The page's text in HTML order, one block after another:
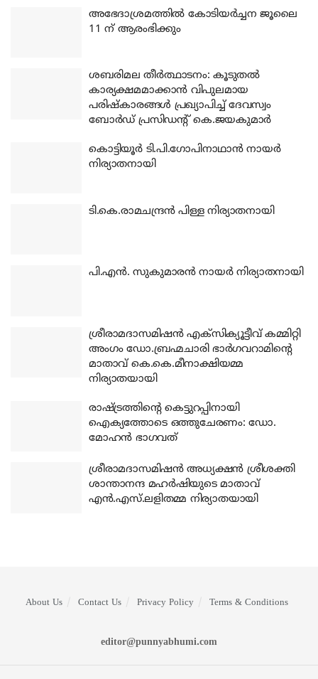
അഭേദാശ്രമത്തില്‍ കോടിയര്‍ച്ചന ജൂലൈ
11 ന് ആരംഭിക്കും
ശബരിമല തീര്‍ത്ഥാടനം: കൂടുതല്‍
കാര്യക്ഷമമാക്കാന്‍ വിപുലമായ
പരിഷ്‌കാരങ്ങള്‍ പ്രഖ്യാപിച്ച് ദേവസ്വം
ബോര്‍ഡ് പ്രസിഡന്റ് കെ.ജയകുമാര്‍
കൊട്ടിയൂര്‍ ടി.പി.ഗോപിനാഥാന്‍ നായര്‍
നിര്യാതനായി
ടി.കെ.രാമചന്ദ്രന്‍ പിള്ള നിര്യാതനായി
പി.എന്‍. സുകുമാരന്‍ നായര്‍ നിര്യാതനായി
ശ്രീരാമദാസമിഷന്‍ എക്‌സിക്യൂട്ടീവ് കമ്മിറ്റി
അംഗം ഡോ.ബ്രഹ്മചാരി ഭാര്‍ഗവറാമിന്റെ
മാതാവ് കെ.കെ.മീനാക്ഷിയമ്മ
നിര്യാതയായി
രാഷ്ട്രത്തിന്റെ കെട്ടുറപ്പിനായി
ഐക്യത്തോടെ ഒത്തുചേരണം: ഡോ.
മോഹന്‍ ഭാഗവത്
ശ്രീരാമദാസമിഷന്‍ അധ്യക്ഷന്‍ ശ്രീശക്തി
ശാന്താനന്ദ മഹര്‍ഷിയുടെ മാതാവ്
എന്‍.എസ്.ലളിതമ്മ നിര്യാതയായി
About Us Contact Us Privacy Policy Terms & Conditions
editor@punnyabhumi.com